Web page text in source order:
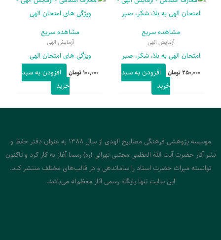
مشاهده سریع
آزمایش الهی
امتحان الهی به بلا، شکر، صبر
250,000تومان
افزودن به سبد
خرید
مشاهده سریع
آزمایش الهی
ویژگی های امتحان الهی
100,000تومان
افزودن به سبد
خرید
موسسه پژوهشی فرهنگی مصابیح الهدی از سال 1388 به عنوان دفتر حفظ و
نشر آثار حضرت آیت الله العظمی مجتبی تهرانی (ره) رسما آغاز به کار کرد و تاکنون
توانسته میراث حضرت استاد را ساماندهی و در قالب‌های مختلف منتشر کند.
این سایت تنها پایگاه رسمی آثار معظم‌له می‌باشد.